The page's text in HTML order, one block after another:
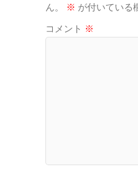
ん。
※ が付いている
コメント ※